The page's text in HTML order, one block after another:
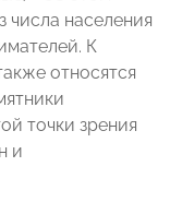
числа населения
К
относятся
точки зрения
и